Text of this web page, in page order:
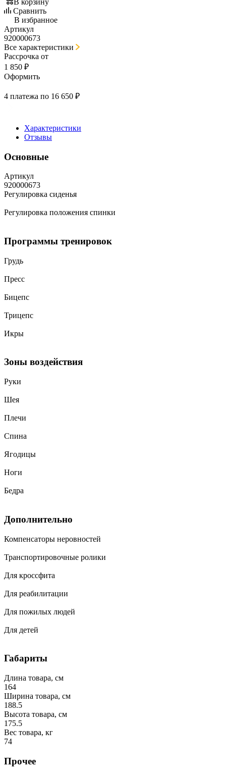
Сравнить
В избранное
Артикул
920000673
Все характеристики
Рассрочка от
1 850 ₽
Оформить
4 платежа по 16 650 ₽
Характеристики
Отзывы
Основные
Артикул
920000673
Регулировка сиденья
Регулировка положения спинки
Программы тренировок
Грудь
Пресс
Бицепс
Трицепс
Икры
Зоны воздействия
Руки
Шея
Плечи
Спина
Ягодицы
Ноги
Бедра
Дополнительно
Компенсаторы неровностей
Транспортировочные ролики
Для кроссфита
Для реабилитации
Для пожилых людей
Для детей
Габариты
Длина товара, см
164
Ширина товара, см
188.5
Высота товара, см
175.5
Вес товара, кг
74
Прочее